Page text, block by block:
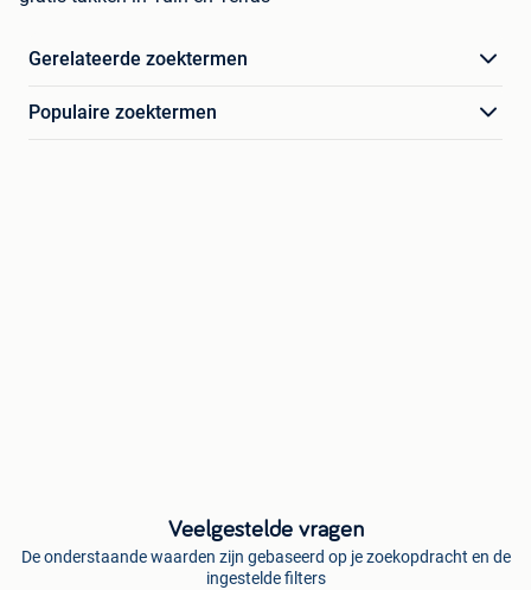
Gerelateerde zoektermen
Populaire zoektermen
Veelgestelde vragen
De onderstaande waarden zijn gebaseerd op je zoekopdracht en de
ingestelde filters